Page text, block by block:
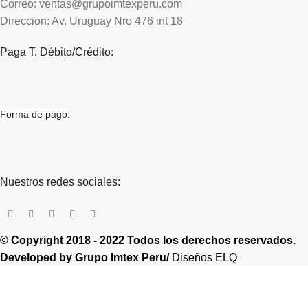
Correo: ventas@grupoimtexperu.com
Direccion: Av. Uruguay Nro 476 int 18
Paga T. Débito/Crédito:
Forma de pago:
Nuestros redes sociales:
© Copyright 2018 - 2022 Todos los derechos reservados.
Developed by Grupo Imtex Peru/ Diseños ELQ